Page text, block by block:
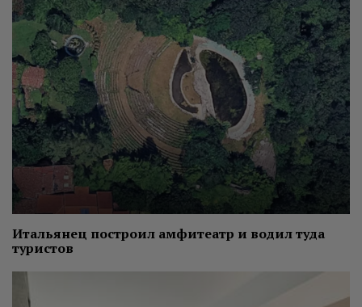
Итальянец построил амфитеатр и водил туда
туристов